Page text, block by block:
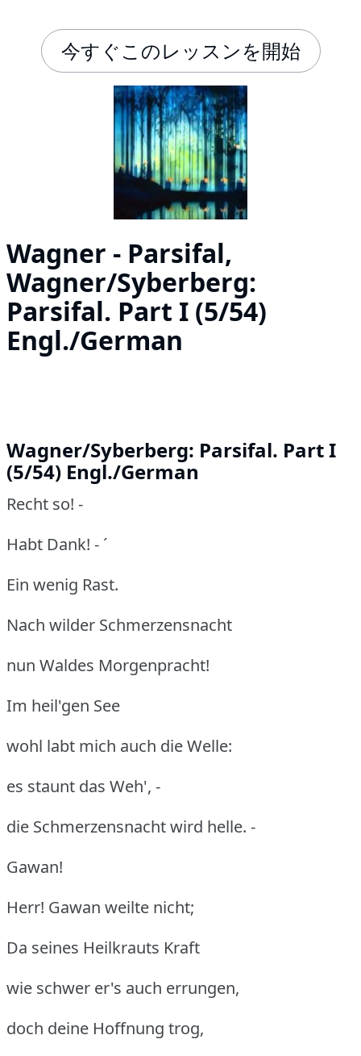
今すぐこのレッスンを開始
Wagner - Parsifal,
Wagner/Syberberg:
Parsifal. Part I (5/54)
Engl./German
Wagner/Syberberg: Parsifal. Part I
(5/54) Engl./German
Recht so! -
Habt Dank! - ´
Ein wenig Rast.
Nach wilder Schmerzensnacht
nun Waldes Morgenpracht!
Im heil'gen See
wohl labt mich auch die Welle:
es staunt das Weh', -
die Schmerzensnacht wird helle. -
Gawan!
Herr! Gawan weilte nicht;
Da seines Heilkrauts Kraft
wie schwer er's auch errungen,
doch deine Hoffnung trog,